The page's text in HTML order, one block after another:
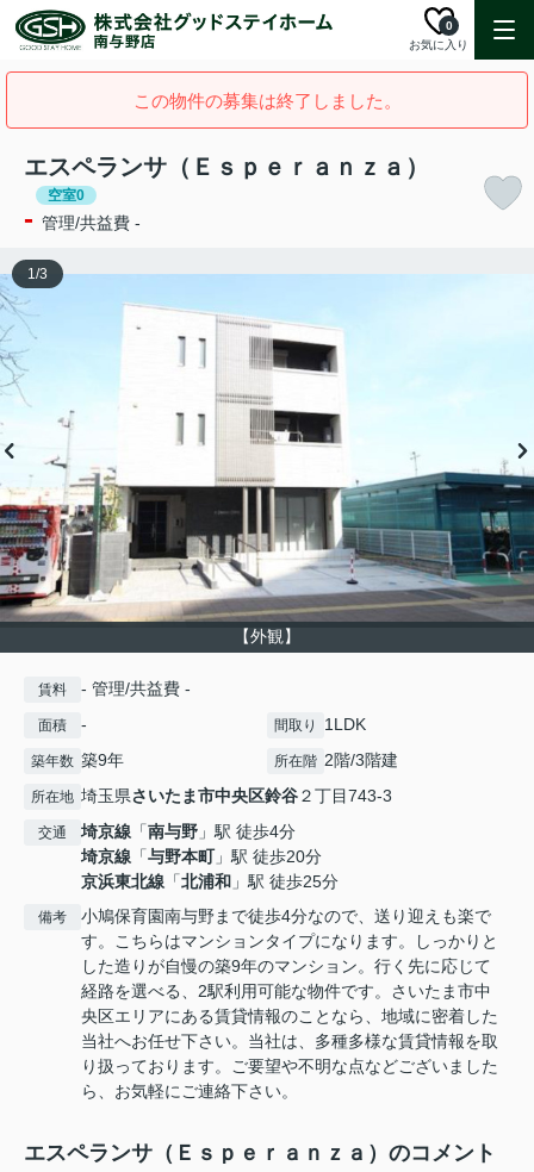
お気に入り
0
この物件の募集は終了しました。
エスペランサ（Ｅｓｐｅｒａｎｚａ）
空室0
- 管理/共益費 -
【外観】
1/3
賃料 - 管理/共益費 -
面積 - 間取り 1LDK
築年数 築9年 所在階 2階/3階建
所在地 埼玉県さいたま市中央区鈴谷２丁目743-3
交通 埼京線 「南与野 」駅 徒歩4分
埼京線 「与野本町」駅 徒歩20分
京浜東北線 「北浦和 」駅 徒歩25分
備考
小鳩保育園南与野まで徒歩4分なので、送り迎えも楽で
す。こちらはマンションタイプになります。しっかりと
した造りが自慢の築9年のマンション。行く先に応じて
経路を選べる、2駅利用可能な物件です。さいたま市中
央区エリアにある賃貸情報のことなら、地域に密着した
当社へお任せ下さい。当社は、多種多様な賃貸情報を取
り扱っております。ご要望や不明な点などございました
ら、お気軽にご連絡下さい。
エスペランサ（Ｅｓｐｅｒａｎｚａ）のコメント